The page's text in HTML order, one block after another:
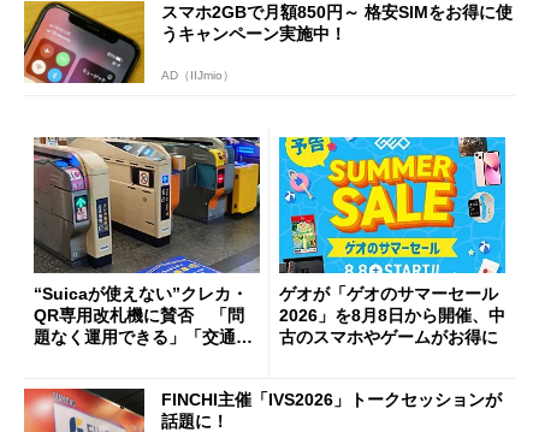
スマホ2GBで月額850円～ 格安SIMをお得に使
うキャンペーン実施中！
AD（IIJmio）
“Suicaが使えない”クレカ・
QR専用改札機に賛否 「問
題なく運用できる」「交通系I
ゲオが「ゲオのサマーセール
2026」を8月8日から開催、中
古のスマホやゲームがお得に
FINCHI主催「IVS2026」トークセッションが
話題に！